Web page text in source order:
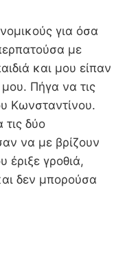
για όσα
με
και μου είπαν
Πήγα να τις
Κωνσταντίνου.
τις δύο
να με βρίζουν
έριξε γροθιά,
δεν μπορούσα